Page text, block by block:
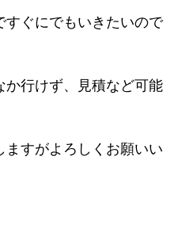
すぐにでもいきたいので
行けず、見積など可能
すがよろしくお願いい